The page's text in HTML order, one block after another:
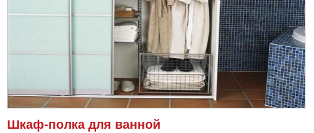
Шкаф-полка для ванной